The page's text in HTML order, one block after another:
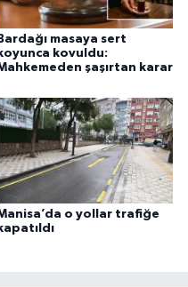
Bardağı masaya sert
koyunca kovuldu:
şaşırtan karar
o yollar trafiğe
kapatıldı